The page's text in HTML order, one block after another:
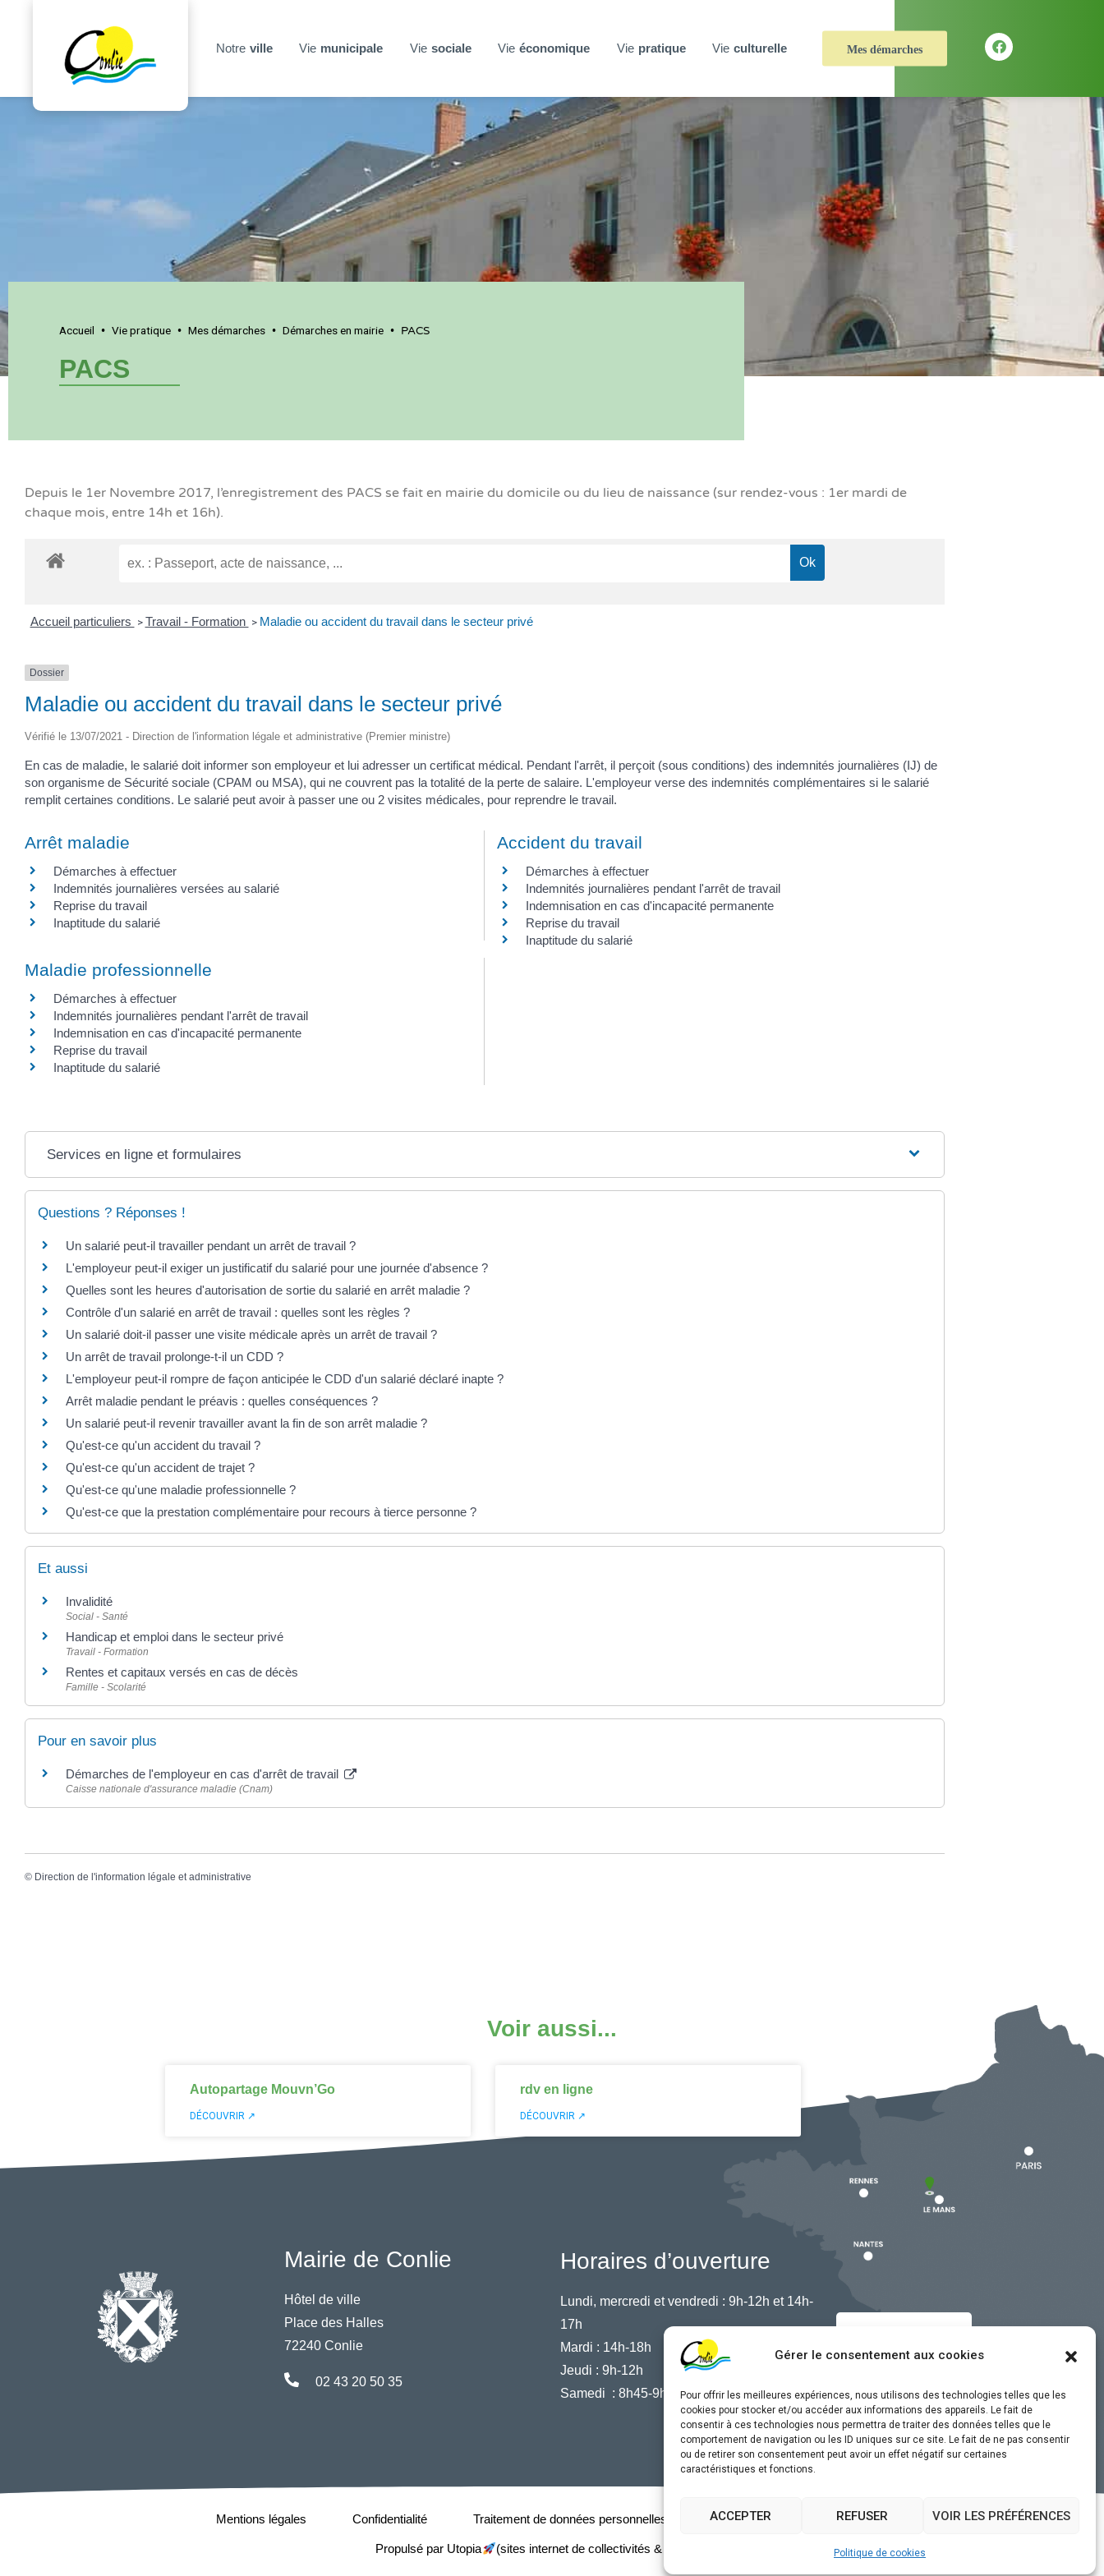
Gérer le consentement aux cookies
Pour offrir les meilleures expériences, nous utilisons des technologies telles que les
cookies pour stocker et/ou accéder aux informations des appareils. Le fait de
consentir à ces technologies nous permettra de traiter des données telles que le
comportement de navigation ou les ID uniques sur ce site. Le fait de ne pas consentir
ou de retirer son consentement peut avoir un effet négatif sur certaines
caractéristiques et fonctions.
ACCEPTER REFUSER VOIR LES PRÉFÉRENCES
Politique de cookies
Notre ville Vie municipale Vie sociale Vie économique Vie pratique Vie culturelle Mes démarches
Accueil • Vie pratique • Mes démarches • Démarches en mairie • PACS
PACS
Depuis le 1er Novembre 2017, l’enregistrement des PACS se fait en mairie du domicile ou du lieu de naissance (sur rendez-vous : 1er mardi de
chaque mois, entre 14h et 16h).
Accueil particuliers > Travail - Formation > Maladie ou accident du travail dans le secteur privé
Dossier
Maladie ou accident du travail dans le secteur privé
Vérifié le 13/07/2021 - Direction de l'information légale et administrative (Premier ministre)
En cas de maladie, le salarié doit informer son employeur et lui adresser un certificat médical. Pendant l'arrêt, il perçoit (sous conditions) des indemnités journalières (IJ) de
son organisme de Sécurité sociale (CPAM ou MSA), qui ne couvrent pas la totalité de la perte de salaire. L'employeur verse des indemnités complémentaires si le salarié
remplit certaines conditions. Le salarié peut avoir à passer une ou 2 visites médicales, pour reprendre le travail.
Arrêt maladie
Démarches à effectuer
Indemnités journalières versées au salarié
Reprise du travail
Inaptitude du salarié
Accident du travail
Démarches à effectuer
Indemnités journalières pendant l'arrêt de travail
Indemnisation en cas d'incapacité permanente
Reprise du travail
Inaptitude du salarié
Maladie professionnelle
Démarches à effectuer
Indemnités journalières pendant l'arrêt de travail
Indemnisation en cas d'incapacité permanente
Reprise du travail
Inaptitude du salarié
Services en ligne et formulaires
Questions ? Réponses !
Un salarié peut-il travailler pendant un arrêt de travail ?
L'employeur peut-il exiger un justificatif du salarié pour une journée d'absence ?
Quelles sont les heures d'autorisation de sortie du salarié en arrêt maladie ?
Contrôle d'un salarié en arrêt de travail : quelles sont les règles ?
Un salarié doit-il passer une visite médicale après un arrêt de travail ?
Un arrêt de travail prolonge-t-il un CDD ?
L'employeur peut-il rompre de façon anticipée le CDD d'un salarié déclaré inapte ?
Arrêt maladie pendant le préavis : quelles conséquences ?
Un salarié peut-il revenir travailler avant la fin de son arrêt maladie ?
Qu'est-ce qu'un accident du travail ?
Qu'est-ce qu'un accident de trajet ?
Qu'est-ce qu'une maladie professionnelle ?
Qu'est-ce que la prestation complémentaire pour recours à tierce personne ?
Et aussi
Invalidité
Social - Santé
Handicap et emploi dans le secteur privé
Travail - Formation
Rentes et capitaux versés en cas de décès
Famille - Scolarité
Pour en savoir plus
Démarches de l'employeur en cas d'arrêt de travail
Caisse nationale d'assurance maladie (Cnam)
© Direction de l'information légale et administrative
Voir aussi...
Autopartage Mouvn’Go
DÉCOUVRIR ↗
rdv en ligne
DÉCOUVRIR ↗
Mairie de Conlie
Hôtel de ville
Place des Halles
72240 Conlie
02 43 20 50 35
Horaires d’ouverture
Lundi, mercredi et vendredi : 9h-12h et 14h-
17h
Mardi : 14h-18h
Jeudi : 9h-12h
Samedi : 8h45-9h45
Mentions légales Confidentialité Traitement de données personnelles Accessibilité Plan du site
Propulsé par Utopia (sites internet de collectivités & GRC/GRU)